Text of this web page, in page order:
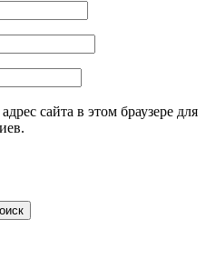
сайта в этом браузере для